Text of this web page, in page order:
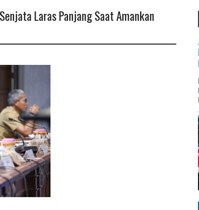
Laras Panjang Saat Amankan